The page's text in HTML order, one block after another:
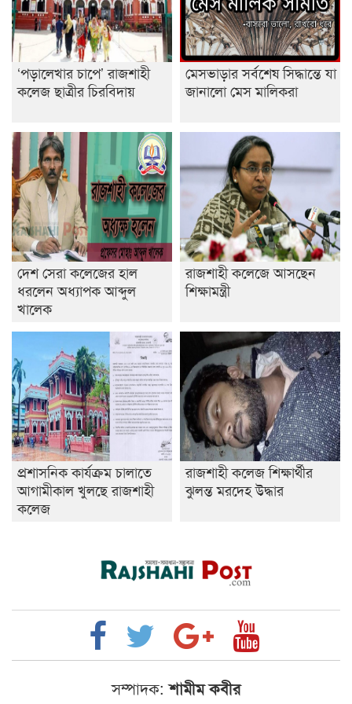
‘পড়ালেখার চাপে’ রাজশাহী
কলেজ ছাত্রীর চিরবিদায়
মেসভাড়ার সর্বশেষ সিদ্ধান্তে যা
জানালো মেস মালিকরা
দেশ সেরা কলেজের হাল
ধরলেন অধ্যাপক আব্দুল
খালেক
রাজশাহী কলেজে আসছেন
শিক্ষামন্ত্রী
প্রশাসনিক কার্যক্রম চালাতে
আগামীকাল খুলছে রাজশাহী
কলেজ
রাজশাহী কলেজ শিক্ষার্থীর
ঝুলন্ত মরদেহ উদ্ধার
সম্পাদক: শামীম কবীর